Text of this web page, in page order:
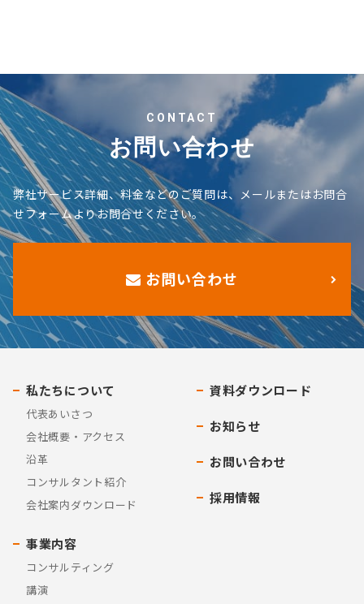
CONTACT
お問い合わせ
弊社サービス詳細、料金などのご質問は、メールまたはお問合
せフォームよりお問合せください。
お問い合わせ
私たちについて
代表あいさつ
会社概要・アクセス
沿革
コンサルタント紹介
会社案内ダウンロード
事業内容
コンサルティング
講演
資料ダウンロード
お知らせ
お問い合わせ
採用情報